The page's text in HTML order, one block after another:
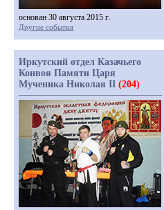
основан 30 августа 2015 г.
Другие события
Иркутский отдел Казачьего
Конвоя Памяти Царя
Мученика Николая II (204)